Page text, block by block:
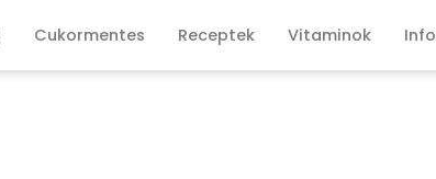
Cukormentes Receptek Vitaminok Info